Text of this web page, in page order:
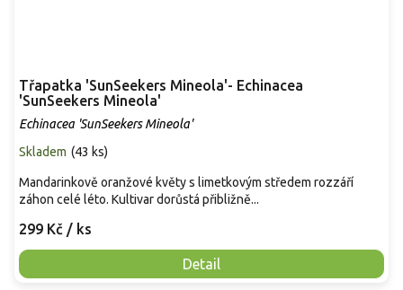
Třapatka 'SunSeekers Mineola'- Echinacea
'SunSeekers Mineola'
Echinacea 'SunSeekers Mineola'
Skladem (43 ks)
299 Kč / ks
Detail
Mandarinkově oranžové květy s limetkovým středem rozzáří
záhon celé léto. Kultivar dorůstá přibližně...